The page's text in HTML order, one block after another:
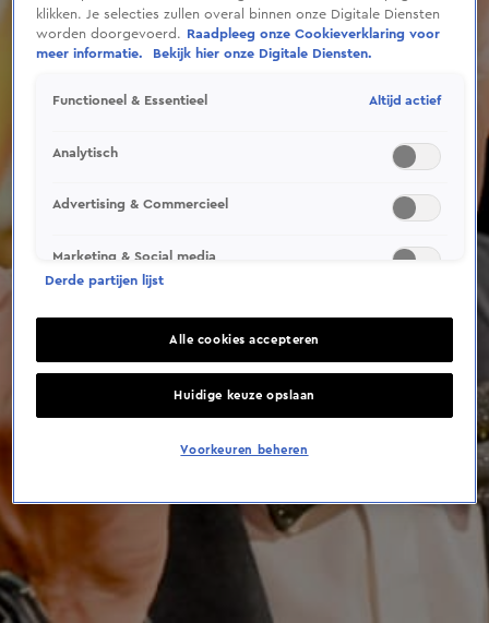
klikken. Je selecties zullen overal binnen onze Digitale Diensten
worden doorgevoerd.
Raadpleeg onze Cookieverklaring voor
meer informatie.
Bekijk hier onze Digitale Diensten.
Functioneel & Essentieel Altijd actief
Analytisch
Advertising & Commercieel
Marketing & Social media
Derde partijen lijst
Alle cookies accepteren
Huidige keuze opslaan
Voorkeuren beheren